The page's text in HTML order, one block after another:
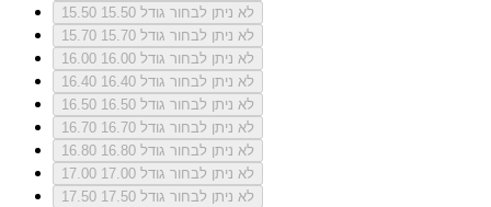
15.50
לא ניתן לבחור גודל 15.50
15.70
לא ניתן לבחור גודל 15.70
16.00
לא ניתן לבחור גודל 16.00
16.40
לא ניתן לבחור גודל 16.40
16.50
לא ניתן לבחור גודל 16.50
16.70
לא ניתן לבחור גודל 16.70
16.80
לא ניתן לבחור גודל 16.80
17.00
לא ניתן לבחור גודל 17.00
17.50
לא ניתן לבחור גודל 17.50